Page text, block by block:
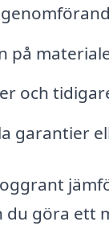
på
och
garantier
du göra ett